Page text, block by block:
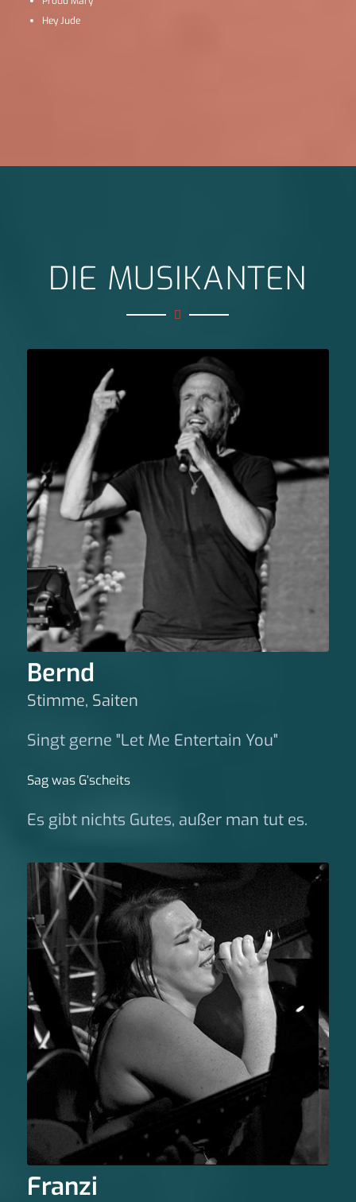
Hey Jude
DIE MUSIKANTEN
Bernd
Stimme, Saiten
Singt gerne "Let Me Entertain You"
Sag was G‘scheits
Es gibt nichts Gutes, außer man tut es.
Franzi